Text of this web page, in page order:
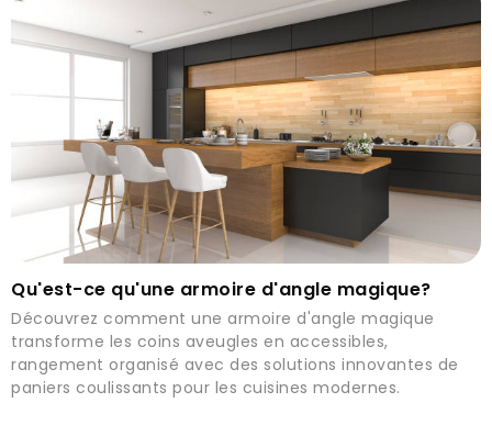
Qu'est-ce qu'une armoire d'angle magique?
Découvrez comment une armoire d'angle magique
transforme les coins aveugles en accessibles,
rangement organisé avec des solutions innovantes de
paniers coulissants pour les cuisines modernes.